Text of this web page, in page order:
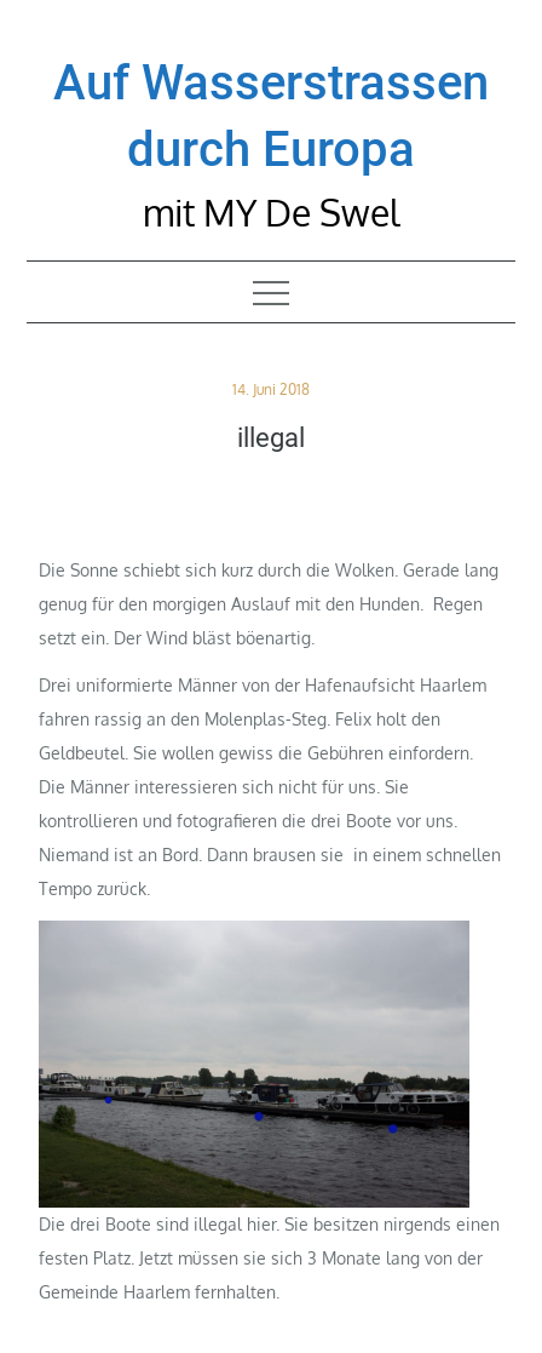
contentAuf Wasserstrassen
durch Europa
mit MY De Swel
Posted
14. Juni 2018
illegal
Die Sonne schiebt sich kurz durch die Wolken. Gerade lang
genug für den morgigen Auslauf mit den Hunden. Regen
setzt ein. Der Wind bläst böenartig.
Drei uniformierte Männer von der Hafenaufsicht Haarlem
fahren rassig an den Molenplas-Steg. Felix holt den
Geldbeutel. Sie wollen gewiss die Gebühren einfordern.
Die Männer interessieren sich nicht für uns. Sie
kontrollieren und fotografieren die drei Boote vor uns.
Niemand ist an Bord. Dann brausen sie in einem schnellen
Tempo zurück.
Die drei Boote sind illegal hier. Sie besitzen nirgends einen
festen Platz. Jetzt müssen sie sich 3 Monate lang von der
Gemeinde Haarlem fernhalten.